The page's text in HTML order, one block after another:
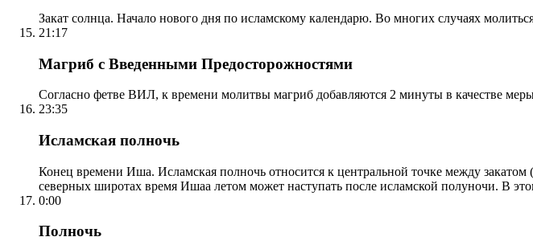
Закат солнца. Начало нового дня по исламскому календарю. Во многих случаях
21:17
Магриб с Введенными Предосторожностями
Согласно фетве ВИЛ, к времени молитвы магриб добавляются 2 минуты в качестве
23:35
Исламская полночь
Конец времени Иша. Исламская полночь относится к центральной точке между
северных широтах время Ишаа летом может наступать после исламской полуночи. В
0:00
Полночь